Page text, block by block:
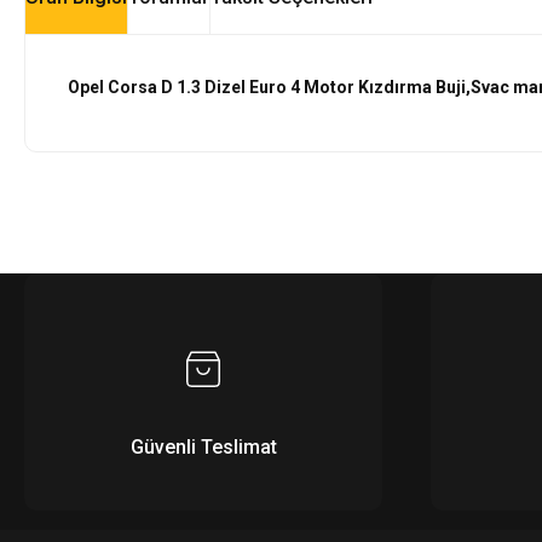
Opel Corsa D 1.3 Dizel Euro 4 Motor Kızdırma Buji,Svac
Güvenli Teslimat